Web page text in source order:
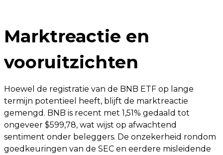
Marktreactie en
vooruitzichten
Hoewel de registratie van de BNB ETF op lange
termijn potentieel heeft, blijft de marktreactie
gemengd. BNB is recent met 1,51% gedaald tot
ongeveer $599,78, wat wijst op afwachtend
sentiment onder beleggers. De onzekerheid rondom
goedkeuringen van de SEC en eerdere misleidende